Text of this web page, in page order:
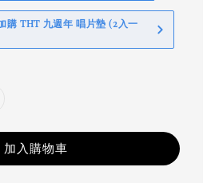
購 THT 九週年 唱片墊 (2入一
加入購物車